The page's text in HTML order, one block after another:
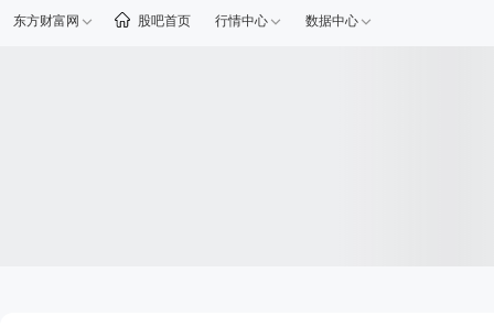
东方财富网 股吧首页 行情中心 数据中心